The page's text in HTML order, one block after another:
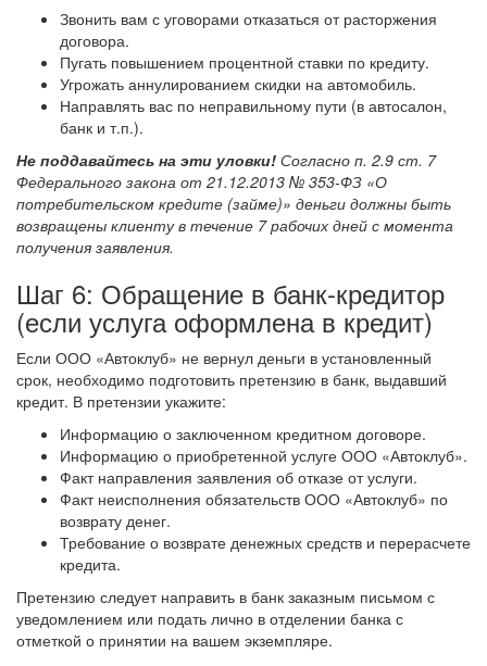
Звонить вам с уговорами отказаться от расторжения
договора.
Пугать повышением процентной ставки по кредиту.
Угрожать аннулированием скидки на автомобиль.
Направлять вас по неправильному пути (в автосалон,
банк и т.п.).
Не поддавайтесь на эти уловки! Согласно п. 2.9 ст. 7
Федерального закона от 21.12.2013 № 353-ФЗ «О
потребительском кредите (займе)» деньги должны быть
возвращены клиенту в течение 7 рабочих дней с момента
получения заявления.
Шаг 6: Обращение в банк-кредитор
(если услуга оформлена в кредит)
Если ООО «Автоклуб» не вернул деньги в установленный
срок, необходимо подготовить претензию в банк, выдавший
кредит. В претензии укажите:
Информацию о заключенном кредитном договоре.
Информацию о приобретенной услуге ООО «Автоклуб».
Факт направления заявления об отказе от услуги.
Факт неисполнения обязательств ООО «Автоклуб» по
возврату денег.
Требование о возврате денежных средств и перерасчете
кредита.
Претензию следует направить в банк заказным письмом с
уведомлением или подать лично в отделении банка с
отметкой о принятии на вашем экземпляре.